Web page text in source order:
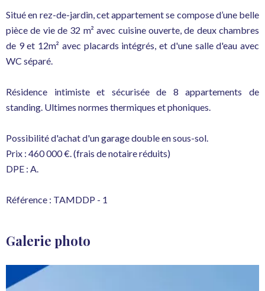
Situé en rez-de-jardin, cet appartement se compose d’une belle
pièce de vie de 32 m² avec cuisine ouverte, de deux chambres
de 9 et 12m² avec placards intégrés, et d'une salle d'eau avec
WC séparé.
Résidence intimiste et sécurisée de 8 appartements de
standing. Ultimes normes thermiques et phoniques.
Possibilité d'achat d'un garage double en sous-sol.
Prix : 460 000 €. (frais de notaire réduits)
DPE : A.
Référence : TAMDDP - 1
Galerie photo